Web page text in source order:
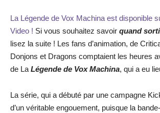
La Légende de Vox Machina est disponible
Video ! Si vous souhaitez savoir quand
lisez la suite ! Les fans d’animation, de
Donjons et Dragons comptaient les heures
de La Légende de Vox Machina, qui a eu
La série, qui a débuté par une campagne
d’un véritable engouement, puisque la